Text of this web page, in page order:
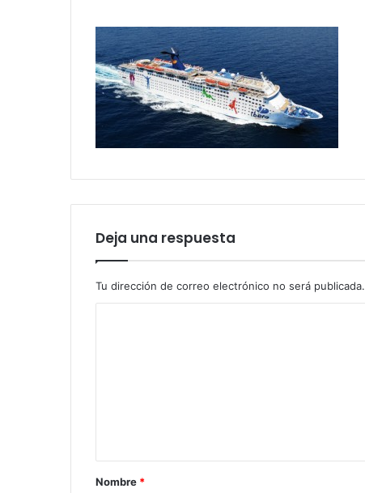
Deja una respuesta
Tu dirección de correo electrónico no será publicada.
a
r
Nombre *